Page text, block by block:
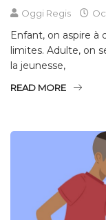
Oggi Regis
Enfant, on aspire à
limites. Adulte, on
la jeunesse,
READ MORE